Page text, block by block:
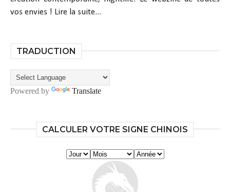
vos envies ! Lire la suite...
TRADUCTION
Powered by Translate
CALCULER VOTRE SIGNE CHINOIS